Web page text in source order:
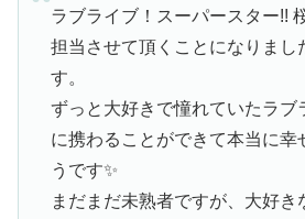
ラブライブ！スーパースター!!
担当させて頂くことになりまし
す。
ずっと大好きで憧れていたラブ
に携わることができて本当に幸
うです✨
まだまだ未熟者ですが、大好き